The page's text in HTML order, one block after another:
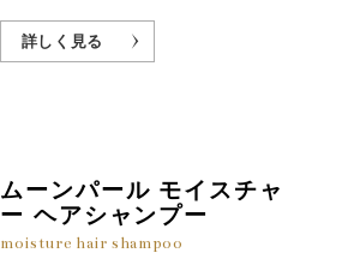
詳しく見る
ムーンパール モイスチャ
ー ヘアシャンプー
moisture hair shampoo